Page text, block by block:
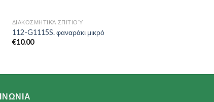
ΔΙΑΚΟΣΜΗΤΙΚΆ ΣΠΙΤΙΟΎ
112-G1115S. φαναράκι μικρό
€10.00